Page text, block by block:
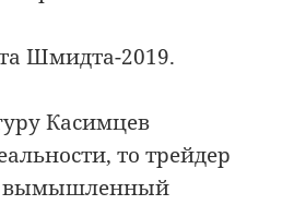
Шмидта-2019.
Касимцев
то трейдер
вымышленный